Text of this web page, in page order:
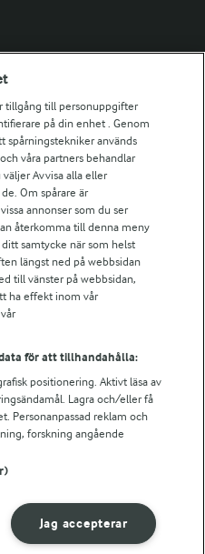
tillgång till personuppgifter
på din enhet . Genom
spårningstekniker används
våra partners behandlar
Avvisa alla eller
Om spårare är
annonser som du ser
återkomma till denna meny
samtycke när som helst
längst ned på webbsidan
till vänster på webbsidan,
ha effekt inom vår
för att tillhandahålla:
positionering. Aktivt läsa av
Lagra och/eller få
Personanpassad reklam och
forskning angående
Jag accepterar